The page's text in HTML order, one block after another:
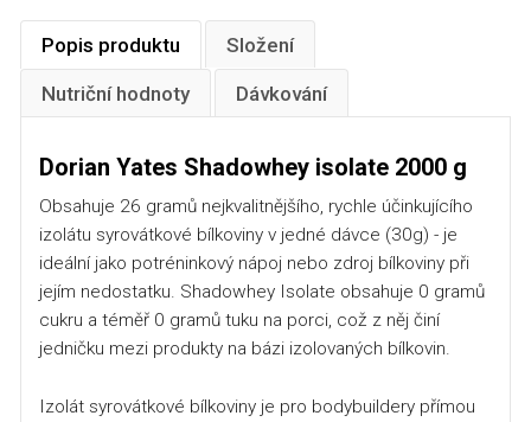
Popis produktu Složení
Nutriční hodnoty Dávkování
Dorian Yates Shadowhey isolate 2000 g
Obsahuje 26 gramů nejkvalitnějšího, rychle účinkujícího
izolátu syrovátkové bílkoviny v jedné dávce (30g) - je
ideální jako potréninkový nápoj nebo zdroj bílkoviny při
jejím nedostatku. Shadowhey Isolate obsahuje 0 gramů
cukru a téměř 0 gramů tuku na porci, což z něj činí
jedničku mezi produkty na bázi izolovaných bílkovin.
Izolát syrovátkové bílkoviny je pro bodybuildery přímou